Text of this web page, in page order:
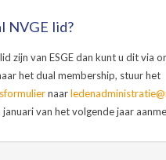
NVGE lid?
zijn van ESGE dan kunt u dit via
het dual membership, stuur het
naar
januari van het volgende jaar